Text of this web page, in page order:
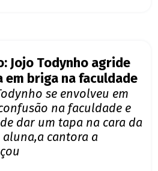
Jojo Todynho agride
em briga na faculdade
se envolveu em
na faculdade e
dar um tapa na cara da
cantora a